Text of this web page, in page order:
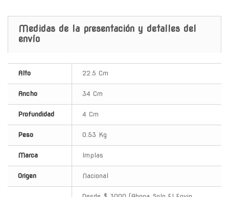
Medidas de la presentación y detalles del
envío
Alto 22.5 Cm
Ancho 34 Cm
Profundidad 4 Cm
Peso 0.53 Kg
Marca Implas
Origen Nacional